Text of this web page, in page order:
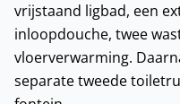
vrijstaand ligbad, een
inloopdouche, twee
vloerverwarming.
separate tweede